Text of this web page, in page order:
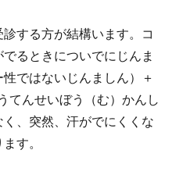
する方が結構います。コ
るときについでにじんま
ではないじんましん）＋
てんせいぼう（む）かんし
、突然、汗がでにくくな
す。